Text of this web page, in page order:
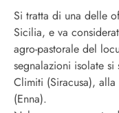
Si tratta di una delle
Sicilia, e va
agro-pastorale del
segnalazioni isolate si
Climiti (Siracusa),
(Enna).